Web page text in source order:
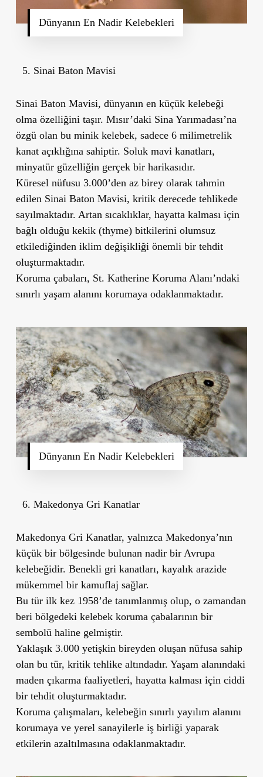
Dünyanın En Nadir Kelebekleri
Sinai Baton Mavisi
Sinai Baton Mavisi, dünyanın en küçük kelebeği
olma özelliğini taşır. Mısır’daki Sina Yarımadası’na
özgü olan bu minik kelebek, sadece 6 milimetrelik
kanat açıklığına sahiptir. Soluk mavi kanatları,
minyatür güzelliğin gerçek bir harikasıdır.
Küresel nüfusu 3.000’den az birey olarak tahmin
edilen Sinai Baton Mavisi, kritik derecede tehlikede
sayılmaktadır. Artan sıcaklıklar, hayatta kalması için
bağlı olduğu kekik (thyme) bitkilerini olumsuz
etkilediğinden iklim değişikliği önemli bir tehdit
oluşturmaktadır.
Koruma çabaları, St. Katherine Koruma Alanı’ndaki
sınırlı yaşam alanını korumaya odaklanmaktadır.
Dünyanın En Nadir Kelebekleri
Makedonya Gri Kanatlar
Makedonya Gri Kanatlar, yalnızca Makedonya’nın
küçük bir bölgesinde bulunan nadir bir Avrupa
kelebeğidir. Benekli gri kanatları, kayalık arazide
mükemmel bir kamuflaj sağlar.
Bu tür ilk kez 1958’de tanımlanmış olup, o zamandan
beri bölgedeki kelebek koruma çabalarının bir
sembolü haline gelmiştir.
Yaklaşık 3.000 yetişkin bireyden oluşan nüfusa sahip
olan bu tür, kritik tehlike altındadır. Yaşam alanındaki
maden çıkarma faaliyetleri, hayatta kalması için ciddi
bir tehdit oluşturmaktadır.
Koruma çalışmaları, kelebeğin sınırlı yayılım alanını
korumaya ve yerel sanayilerle iş birliği yaparak
etkilerin azaltılmasına odaklanmaktadır.